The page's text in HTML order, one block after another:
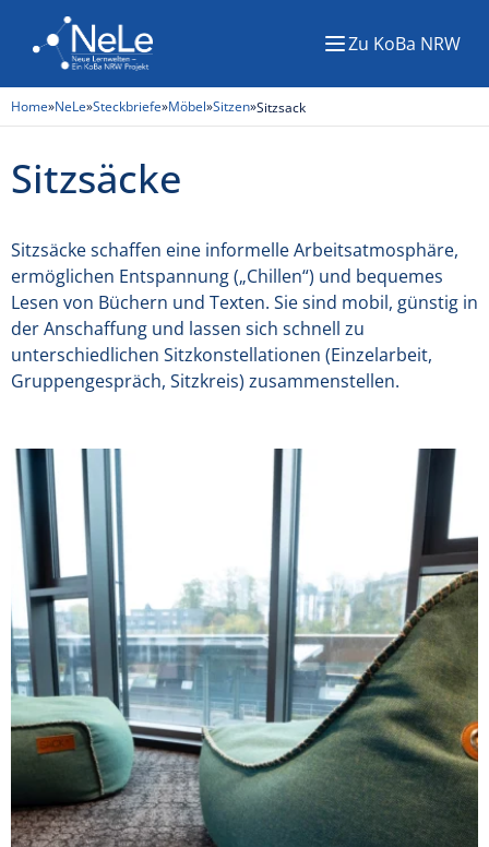
MenüZu KoBa NRW
Home»NeLe»Steckbriefe»Möbel»Sitzen»Sitzsack
Sitzsäcke
Sitzsäcke schaffen eine informelle Arbeitsatmosphäre,
ermöglichen Entspannung („Chillen“) und bequemes
Lesen von Büchern und Texten. Sie sind mobil, günstig in
der Anschaffung und lassen sich schnell zu
unterschiedlichen Sitzkonstellationen (Einzelarbeit,
Gruppengespräch, Sitzkreis) zusammenstellen.